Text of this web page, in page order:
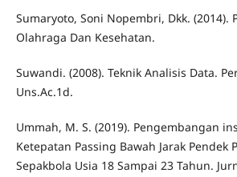
Sumaryoto, Soni Nopembri, Dkk. (2014).
Olahraga Dan Kesehatan.
Suwandi. (2008). Teknik Analisis Data.
Uns.Ac.1d.
Ummah, M. S. (2019). Pengembangan
Ketepatan Passing Bawah Jarak Pendek
Sepakbola Usia 18 Sampai 23 Tahun.